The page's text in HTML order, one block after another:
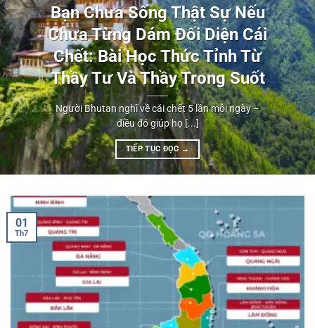
Bạn Chưa Sống Thật Sự Nếu
Chưa Từng Dám Đối Diện Cái
Chết: Bài Học Thức Tỉnh Từ
Thầy Tư Và Thầy Trong Suốt
Người Bhutan nghĩ về cái chết 5 lần mỗi ngày –
điều đó giúp họ [...]
TIẾP TỤC ĐỌC →
01
Th7